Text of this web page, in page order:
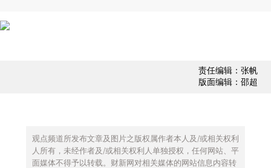
责任编辑：张帆
版面编辑：邵超
观点频道所发布文章及图片之版权属作者本人及/或相关权利
人所有，未经作者及/或相关权利人单独授权，任何网站、平
面媒体不得予以转载。财新网对相关媒体的网站信息内容转